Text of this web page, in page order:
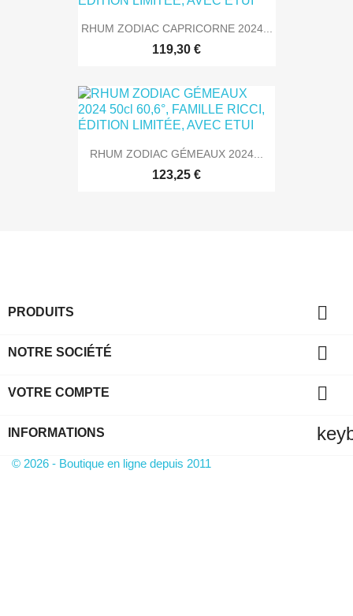
RHUM ZODIAC CAPRICORNE 2024...
119,30 €
RHUM ZODIAC GÉMEAUX 2024...
123,25 €
PRODUITS 
NOTRE SOCIÉTÉ 
VOTRE COMPTE 
INFORMATIONS
© 2026 - Boutique en ligne depuis 2011